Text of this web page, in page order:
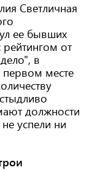
Светличная
ее бывших
от
в
первом месте
должности
успели ни